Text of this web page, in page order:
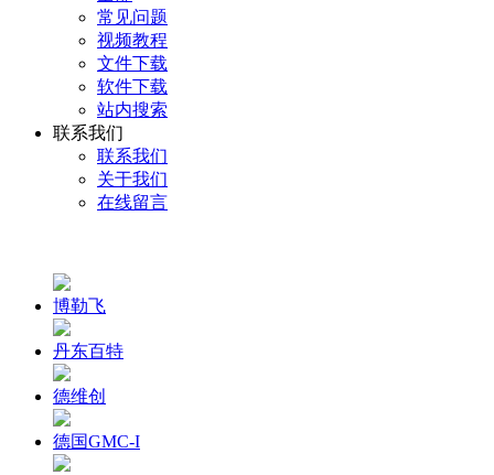
常见问题
视频教程
文件下载
软件下载
站内搜索
联系我们
联系我们
关于我们
在线留言
博勒飞
丹东百特
德维创
德国GMC-I